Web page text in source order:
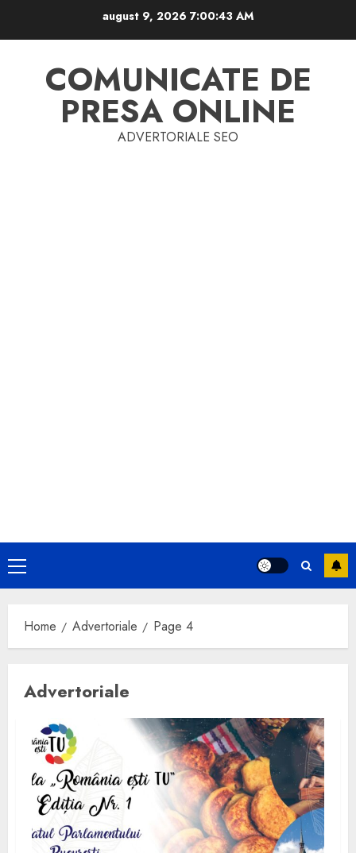
august 9, 2026 7:00:44 AM
COMUNICATE DE
PRESA ONLINE
ADVERTORIALE SEO
Primary
Menu
Home Advertoriale Page 4
Advertoriale